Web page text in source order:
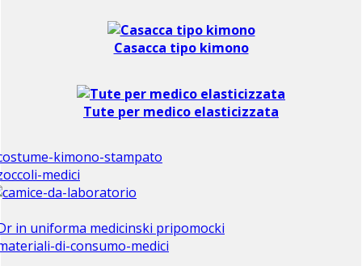
Casacca tipo kimono
Tute per medico elasticizzata